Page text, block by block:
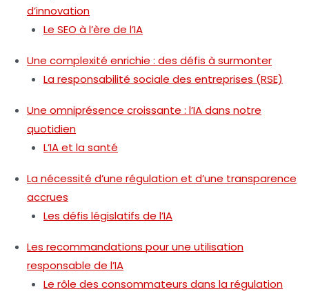
d’innovation
Le SEO à l’ère de l’IA
Une complexité enrichie : des défis à surmonter
La responsabilité sociale des entreprises (RSE)
Une omniprésence croissante : l’IA dans notre
quotidien
L’IA et la santé
La nécessité d’une régulation et d’une transparence
accrues
Les défis législatifs de l’IA
Les recommandations pour une utilisation
responsable de l’IA
Le rôle des consommateurs dans la régulation